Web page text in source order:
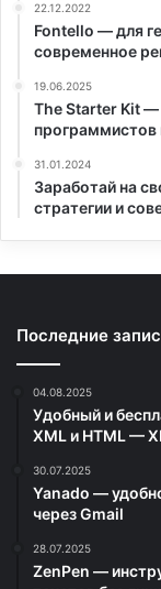
22.12.2022
Fontello — для
современное
19.06.2025
The Starter Kit —
программистов
31.01.2024
Заработай на
стратегии и
Последние
04.08.2025
Удобный и
XML и HTML —
30.07.2025
Yanado —
через Gmail
28.07.2025
ZenPen —